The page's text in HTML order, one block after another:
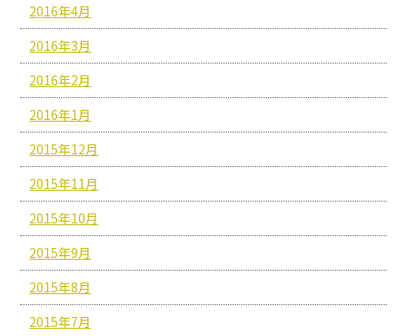
2016年4月
2016年3月
2016年2月
2016年1月
2015年12月
2015年11月
2015年10月
2015年9月
2015年8月
2015年7月